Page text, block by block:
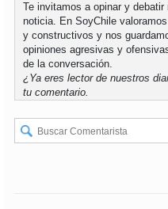
soytemuco
soyvaldivia
soyosorno
Te invitamos a opinar y
noticia. En SoyChile
y constructivos y nos
opiniones agresivas y
de la conversación.
¿Ya eres lector de nuestros
tu comentario.